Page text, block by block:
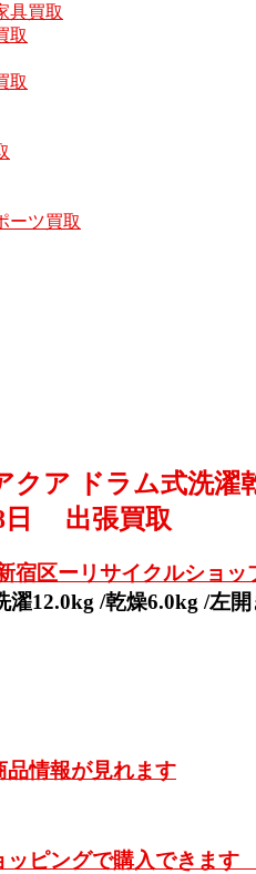
具買取
取
取
ーツ買取
クア ドラム式洗濯
日 出張買取
宿区ーリサイクルショ
濯12.0kg /乾燥6.0kg /
情報が見れます
ッピングで購入できます